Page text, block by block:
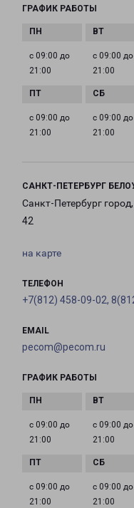
ГРАФИК РАБОТЫ
с 09:00 до
21:00
с 09:00 до
21:00
с 09:00 до
21:00
с 09:00 до
21:00
САНКТ-ПЕТЕРБУРГ
Санкт-Петербург
42
на карте
ТЕЛЕФОН
+7(812) 458-09-02,
EMAIL
pecom@pecom.ru
ГРАФИК РАБОТЫ
с 09:00 до
21:00
с 09:00 до
21:00
с 09:00 до
21:00
с 09:00 до
21:00